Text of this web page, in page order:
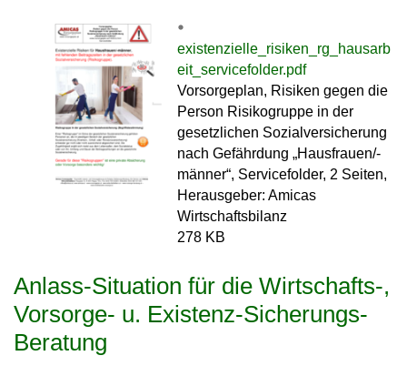
existenzielle_risiken_rg_hausarb
eit_servicefolder.pdf
Vorsorgeplan, Risiken gegen die
Person Risikogruppe in der
gesetzlichen Sozialversicherung
nach Gefährdung „Hausfrauen/-
männer“, Servicefolder, 2 Seiten,
Herausgeber: Amicas
Wirtschaftsbilanz
278 KB
Anlass-Situation für die Wirtschafts-,
Vorsorge- u. Existenz-Sicherungs-
Beratung